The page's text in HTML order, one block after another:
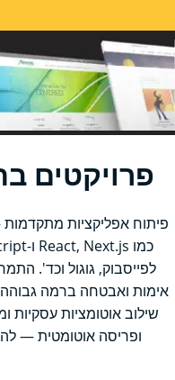
פרויקטים
פיתוח אפליקציות מתקדמות
לפייסבוק, גוגול וכד'.
שילוב אוטומציות עסקיות
ופריסה אוטומטית —